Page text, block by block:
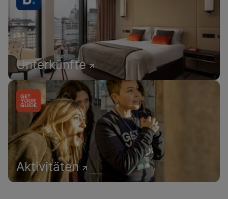
Unterkünfte
Aktivitäten